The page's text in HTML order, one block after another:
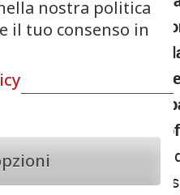
Cioccolatitaliani,
selezione che spazia
eccellenza alla
declinazioni, fino alla
sulla costante ricerca
nel gusto ma in ogni
nostra politica
il tuo consenso in